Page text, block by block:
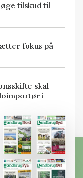
tilskud til
fokus på
skal
i